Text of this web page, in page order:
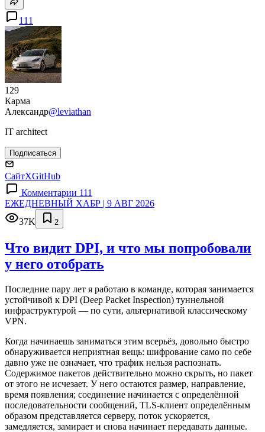
111
129
Карма
Александр@leviathan
IT architect
Подписаться
СайтXGitHub
Комментарии 111
ЕЖЕДНЕВНЫЙ ХАБР | 9 АВГ 2026
37K
2
Что видит DPI, и что мы попробовали
у него отобрать
Последние пару лет я работаю в команде, которая занимается
устойчивой к DPI (Deep Packet Inspection) туннельной
инфраструктурой — по сути, альтернативой классическому
VPN.
Когда начинаешь заниматься этим всерьёз, довольно быстро
обнаруживается неприятная вещь: шифрование само по себе
давно уже не означает, что трафик нельзя распознать.
Содержимое пакетов действительно можно скрыть, но пакет
от этого не исчезает. У него остаются размер, направление,
время появления; соединение начинается с определённой
последовательности сообщений, TLS-клиент определённым
образом представляется серверу, поток ускоряется,
замедляется, замирает и снова начинает передавать данные.